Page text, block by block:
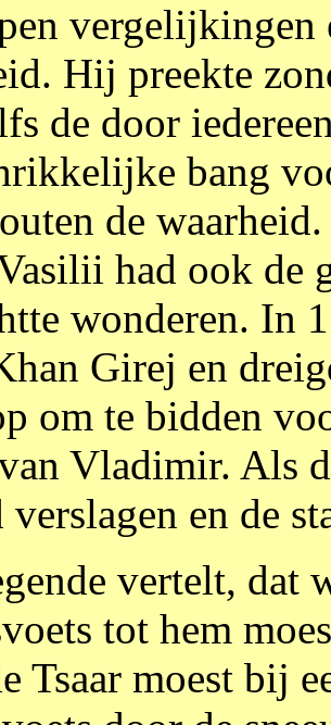
vergelijkingen
Hij preekte
de door
bang
de waarheid.
had ook de
wonderen. In
Girej en
om te bidden
Vladimir. Als
en de
vertelt, dat
tot hem
Tsaar moest bij